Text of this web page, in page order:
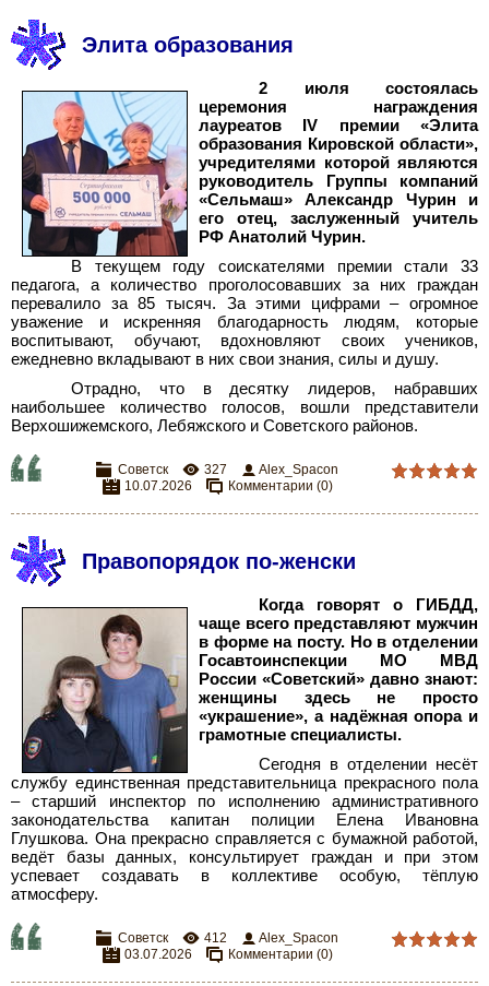
Элита образования
2 июля состоялась
церемония награждения
лауреатов IV премии «Элита
образования Кировской области»,
учредителями которой являются
руководитель Группы компаний
«Сельмаш» Александр Чурин и
его отец, заслуженный учитель
РФ Анатолий Чурин.
В текущем году соискателями премии стали 33
педагога, а количество проголосовавших за них граждан
перевалило за 85 тысяч. За этими цифрами – огромное
уважение и искренняя благодарность людям, которые
воспитывают, обучают, вдохновляют своих учеников,
ежедневно вкладывают в них свои знания, силы и душу.
Отрадно, что в десятку лидеров, набравших
наибольшее количество голосов, вошли представители
Верхошижемского, Лебяжского и Советского районов.
Советск 327
Alex_Spacon
10.07.2026
Комментарии (0)
Правопорядок по-женски
Когда говорят о ГИБДД,
чаще всего представляют мужчин
в форме на посту. Но в отделении
Госавтоинспекции МО МВД
России «Советский» давно знают:
женщины здесь не просто
«украшение», а надёжная опора и
грамотные специалисты.
Сегодня в отделении несёт
службу единственная представительница прекрасного пола
– старший инспектор по исполнению административного
законодательства капитан полиции Елена Ивановна
Глушкова. Она прекрасно справляется с бумажной работой,
ведёт базы данных, консультирует граждан и при этом
успевает создавать в коллективе особую, тёплую
атмосферу.
Советск 412
Alex_Spacon
03.07.2026
Комментарии (0)